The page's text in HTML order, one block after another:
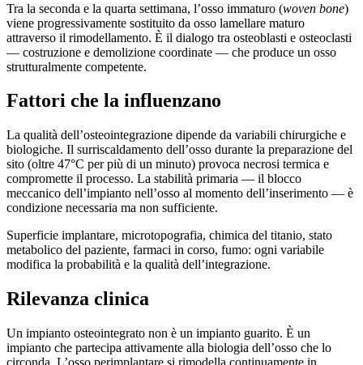
Tra la seconda e la quarta settimana, l’osso immaturo (woven bone)
viene progressivamente sostituito da osso lamellare maturo
attraverso il rimodellamento. È il dialogo tra osteoblasti e osteoclasti
— costruzione e demolizione coordinate — che produce un osso
strutturalmente competente.
Fattori che la influenzano
La qualità dell’osteointegrazione dipende da variabili chirurgiche e
biologiche. Il surriscaldamento dell’osso durante la preparazione del
sito (oltre 47°C per più di un minuto) provoca necrosi termica e
compromette il processo. La stabilità primaria — il blocco
meccanico dell’impianto nell’osso al momento dell’inserimento — è
condizione necessaria ma non sufficiente.
Superficie implantare, microtopografia, chimica del titanio, stato
metabolico del paziente, farmaci in corso, fumo: ogni variabile
modifica la probabilità e la qualità dell’integrazione.
Rilevanza clinica
Un impianto osteointegrato non è un impianto guarito. È un
impianto che partecipa attivamente alla biologia dell’osso che lo